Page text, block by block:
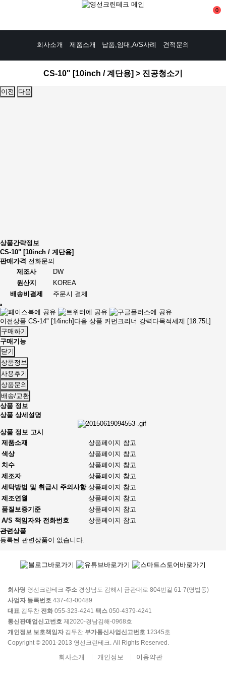
0
회사소개 제품소개 납품,임대,A/S사례 견적문의
CS-10" [10inch / 계단용] > 진공청소기
이전 다음
상품간략정보
CS-10" [10inch / 계단용]
판매가격 전화문의
제조사
DW
원산지
KOREA
배송비결제
주문시 결제
이전상품 CS-14" [14inch] 다음 상품 커먼크리너 강력다목적세제 [18.75L]
구매하기
구매기능
닫기
상품정보
사용후기
상품문의
배송/교환
상품 정보
상품 상세설명
상품 정보 고시
제품소재
상품페이지 참고
색상
상품페이지 참고
치수
상품페이지 참고
제조자
상품페이지 참고
세탁방법 및 취급시 주의사항 상품페이지 참고
제조연월
상품페이지 참고
품질보증기준
상품페이지 참고
A/S 책임자와 전화번호
상품페이지 참고
관련상품
등록된 관련상품이 없습니다.
회사명 영선크린테크 주소 경상남도 김해시 금관대로 804번길 61-7(명법동)
사업자 등록번호 437-43-00489
대표 김두찬 전화 055-323-4241 팩스 050-4379-4241
통신판매업신고번호 제2020-경남김해-0968호
개인정보 보호책임자 김두찬 부가통신사업신고번호 12345호
Copyright © 2001-2013 영선크린테크. All Rights Reserved.
회사소개 개인정보 이용약관